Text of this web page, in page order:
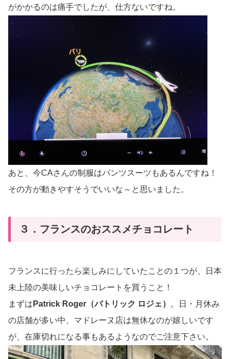
がかかるのは痛手でしたが、仕方ないですね。
あと、今CAさんの制服はパンツスーツもあるんですね！
その方が動きやすそうでいいな～と思いました。
３．フランスのおススメチョコレート
フランスに行ったら楽しみにしていたことの１つが、日本
未上陸の美味しいチョコレートを買うこと！
まずは Patrick Roger（パトリック ロジェ）
。日・月休み
の店舗が多い中、マドレーヌ店は無休なのが嬉しいです
が、在庫切れになる事もあるようなのでご注意下さい。